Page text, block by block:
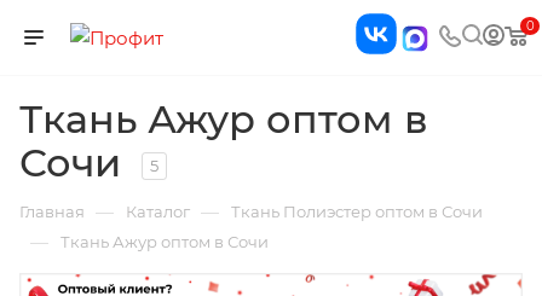
0
Ткань Ажур оптом в
Сочи
5
Главная — Каталог — Ткань Полиэстер оптом в Сочи
— Ткань Ажур оптом в Сочи